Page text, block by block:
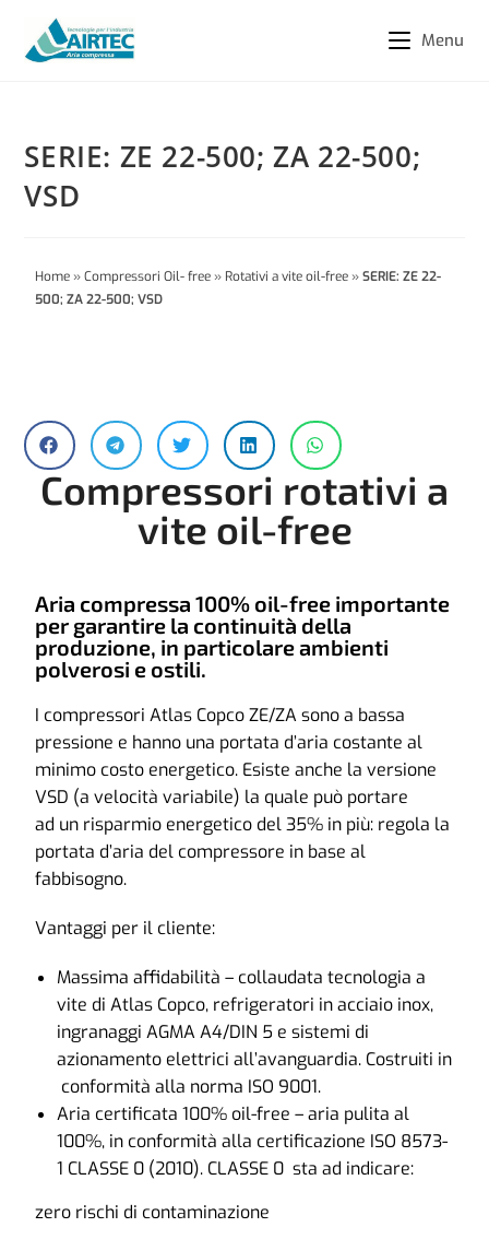
Menu
SERIE: ZE 22-500; ZA 22-500;
VSD
Home»Compressori Oil- free» Rotativi a vite oil-free»SERIE: ZE 22-
500; ZA 22-500; VSD
Compressori rotativi a
vite oil-free
Aria compressa 100% oil-free importante
per garantire la continuità della
produzione, in particolare ambienti
polverosi e ostili.
I compressori Atlas Copco ZE/ZA sono a bassa
pressione e hanno una portata d’aria costante al
minimo costo energetico. Esiste anche la versione
VSD (a velocità variabile) la quale può portare
ad un risparmio energetico del 35% in più: regola la
portata d’aria del compressore in base al
fabbisogno.
Vantaggi per il cliente:
Massima affidabilità – collaudata tecnologia a
vite di Atlas Copco, refrigeratori in acciaio inox,
ingranaggi AGMA A4/DIN 5 e sistemi di
azionamento elettrici all’avanguardia. Costruiti in
conformità alla norma ISO 9001.
Aria certificata 100% oil-free – aria pulita al
100%, in conformità alla certificazione ISO 8573-
1 CLASSE 0 (2010). CLASSE 0 sta ad indicare:
zero rischi di contaminazione